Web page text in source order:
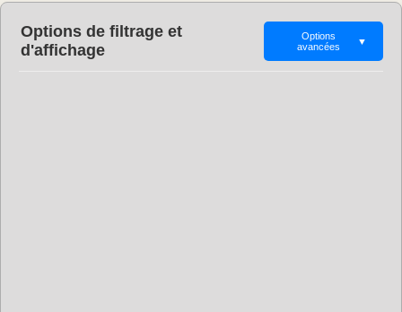
Options de filtrage et
d'affichage
Options
avancées
▼